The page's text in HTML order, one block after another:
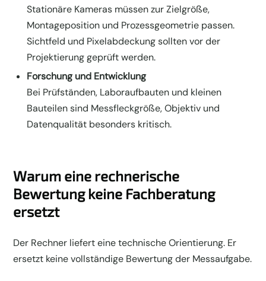
Stationäre Kameras müssen zur Zielgröße,
Montageposition und Prozessgeometrie passen.
Sichtfeld und Pixelabdeckung sollten vor der
Projektierung geprüft werden.
Forschung und Entwicklung
Bei Prüfständen, Laboraufbauten und kleinen
Bauteilen sind Messfleckgröße, Objektiv und
Datenqualität besonders kritisch.
Warum eine rechnerische
Bewertung keine Fachberatung
ersetzt
Der Rechner liefert eine technische Orientierung. Er
ersetzt keine vollständige Bewertung der Messaufgabe.